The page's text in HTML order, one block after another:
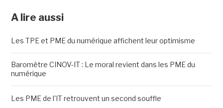
A lire aussi
Les TPE et PME du numérique affichent leur optimisme
Baromètre CINOV-IT : Le moral revient dans les PME du
numérique
Les PME de l'IT retrouvent un second souffle